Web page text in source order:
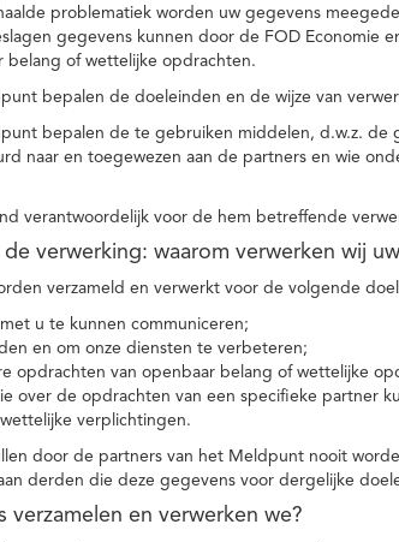
problematiek worden uw gegevens
gegevens kunnen door de FOD Economie
belang of wettelijke opdrachten.
bepalen de doeleinden en de wijze van
bepalen de te gebruiken middelen, d.w.z.
naar en toegewezen aan de partners en wie
verantwoordelijk voor de hem betreffende
verwerking: waarom verwerken wij
verzameld en verwerkt voor de volgende
u te kunnen communiceren;
en om onze diensten te verbeteren;
opdrachten van openbaar belang of wettelijke
over de opdrachten van een specifieke partner
verplichtingen.
door de partners van het Meldpunt nooit
derden die deze gegevens voor dergelijke
verzamelen en verwerken we?